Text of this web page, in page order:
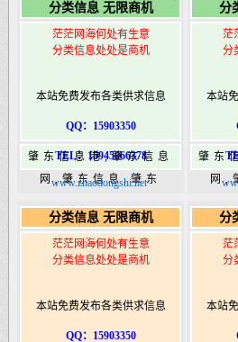
港
分类信息 无限商机
茫茫网海何处有生意
分类信息处处是商机
本站免费发布各类供求信息
QQ：15903350
TEL：15945066378
肇东信息港,肇东信息
网,肇东信息,肇东
港|www.zhaodongshi.com
www.zhaodongshi.net
分
茫
分
本站
肇东
网,
港
分类信息 无限商机
茫茫网海何处有生意
分类信息处处是商机
本站免费发布各类供求信息
QQ：15903350
分
茫
分
本站